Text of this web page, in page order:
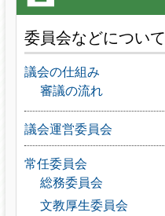
委員会などについて
議会の仕組み
審議の流れ
議会運営委員会
常任委員会
総務委員会
文教厚生委員会